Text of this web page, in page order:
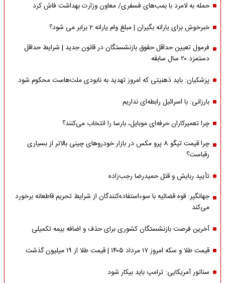
حمله به لامرد با بمب‌های فسفری/ معاون وزارت بهداشت فاش کرد
خبرخوش برای یارانه بگیران | مبلغ وام یارانه 2 برابر می شود؟
فرمول تعیین حداقل حقوق بازنشستگان در قانون جدید | شرایط حداقل
دستمزد ۲۰ سال سابقه
پزشکیان: باید ذهنیتی که امروز تهدید به نابودی ملت‌هاست محکوم شود
بارزانی: با اسرائیل رابطه‌ای نداریم
چرا تعمیرکاران حرفه‌ای موبایل، بارسا را انتخاب می‌کنند؟
چرا قیمت تیگو 8 پرو مکس در بازار خودروهای چینی بالاتر از بسیاری
رقباست؟
تأیید ربایش و قتل حمیدرضا رجب‌زاده
جهانگیر: قوه قضائیه با سوءاستفاده‌کنندگان از شرایط تحریم قاطعانه برخورد
می‌کند
آخرین فرصت بازنشستگان کشوری برای حذف و اضافه بیمه تکمیلی
قیمت طلا و سکه امروز ۱۷ مرداد ۱۴۰۵ | قیمت طلا از ۱۹ میلیون گذشت
سناتور آمریکایی: ترامپ باید بیکار شود